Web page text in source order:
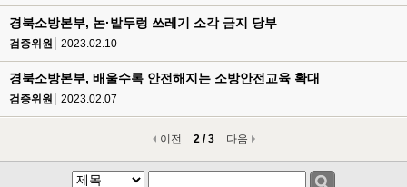
경북소방본부, 논·밭두렁 쓰레기 소각 금지 당부
검증위원 2023.02.10
경북소방본부, 배울수록 안전해지는 소방안전교육 확대
검증위원 2023.02.07
이전 2 / 3 다음